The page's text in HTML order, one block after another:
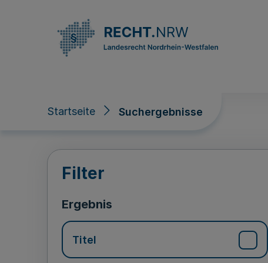
Startseite Suchergebnisse
Suchergebnisse
Filter
Ergebnis
Titel